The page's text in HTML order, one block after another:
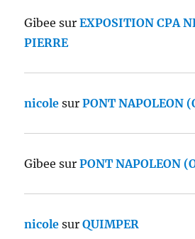
Gibee surEXPOSITION CPA
PIERRE
nicole surPONT NAPOLEON
Gibee surPONT NAPOLEON
nicole surQUIMPER